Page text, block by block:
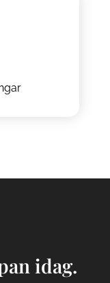
idag.